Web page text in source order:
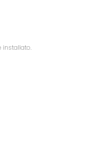
installato.